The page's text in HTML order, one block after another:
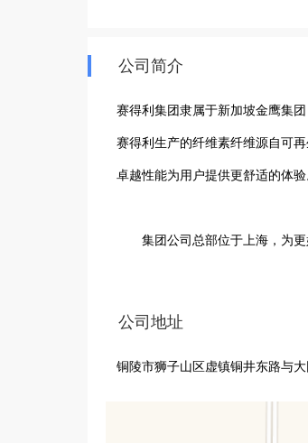
公司简介
赛得利集团隶属于新加坡金鹰集
赛得利生产的纤维素纤维源自可
卓越性能为用户提供更舒适的体验
扩大纤维素纤维的产能，截止目
       赛得利一直致力于可持续发展，分别于 2015 年和 2016 年发布了“可持续木浆采购政策”和“可持续发展政策”。赛得利
所有纤维素纤维制造工厂均获得
O-TEX®颁发的 MADE IN
公司地址
铜陵市狮子山区虚镇铜井东路与